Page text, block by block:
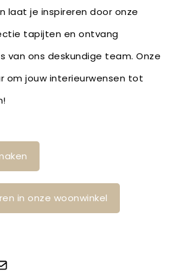
laat je inspireren door onze
tapijten en ontvang
van ons deskundige team. Onze
om jouw interieurwensen tot
in onze woonwinkel